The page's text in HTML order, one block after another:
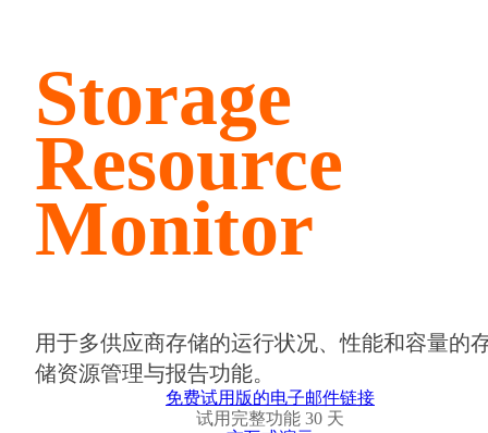
Storage
Resource
Monitor
用于多供应商存储的运行状况、性能和容量的
储资源管理与报告功能。
免费试用版的电子邮件链接
试用完整功能 30 天